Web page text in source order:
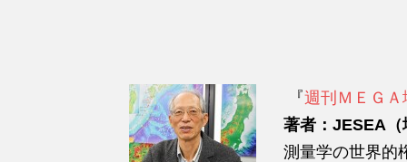
『週刊ＭＥＧＡ
著者：JESEA
測量学の世界的